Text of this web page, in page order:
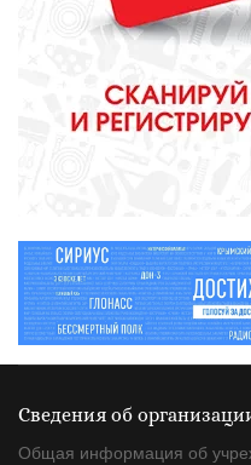
СПОРТ
полицейского
Сведения об
Общая информация об